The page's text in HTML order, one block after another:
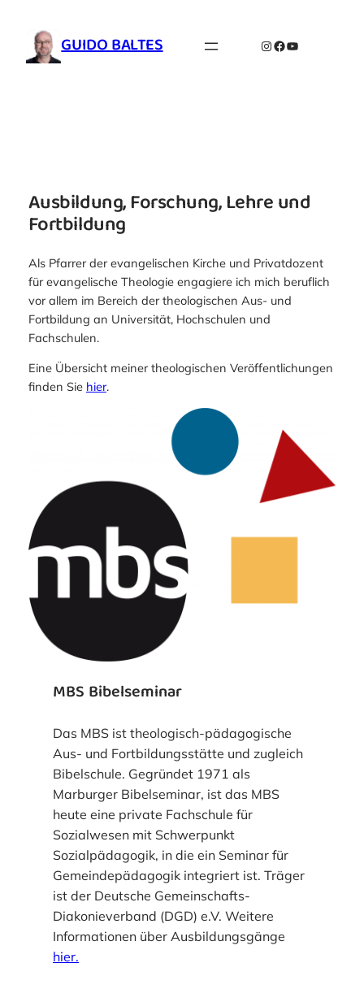
Inhalt
springen GUIDO BALTES Instagram
Facebook
YouTube
Ausbildung, Forschung, Lehre und
Fortbildung
Als Pfarrer der evangelischen Kirche und Privatdozent
für evangelische Theologie engagiere ich mich beruflich
vor allem im Bereich der theologischen Aus- und
Fortbildung an Universität, Hochschulen und
Fachschulen.
Eine Übersicht meiner theologischen Veröffentlichungen
finden Sie hier.
MBS Bibelseminar
Das MBS ist theologisch-pädagogische
Aus- und Fortbildungsstätte und zugleich
Bibelschule. Gegründet 1971 als
Marburger Bibelseminar, ist das MBS
heute eine private Fachschule für
Sozialwesen mit Schwerpunkt
Sozialpädagogik, in die ein Seminar für
Gemeindepädagogik integriert ist. Träger
ist der Deutsche Gemeinschafts-
Diakonieverband (DGD) e.V. Weitere
Informationen über Ausbildungsgänge
hier.